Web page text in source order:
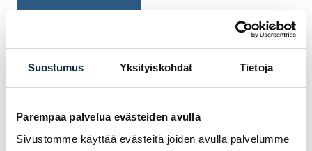
Suostumus Yksityiskohdat Tietoja
Parempaa palvelua evästeiden avulla
Sivustomme käyttää evästeitä joiden avulla palvelumme
Skicka recensionen
GARANTI & SERVICE
VARFÖR VM SPORT?
Vi är auktoriserad återförsäljare och servar